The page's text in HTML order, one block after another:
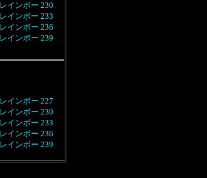
レインボー 230
レインボー 233
レインボー 236
レインボー 239
レインボー 227
レインボー 230
レインボー 233
レインボー 236
レインボー 239